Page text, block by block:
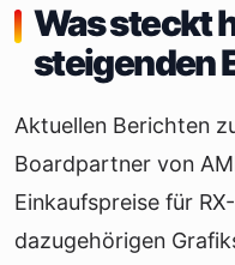
Was steckt
steigenden
Aktuellen Berichten
Boardpartner von
Einkaufspreise für
dazugehörigen